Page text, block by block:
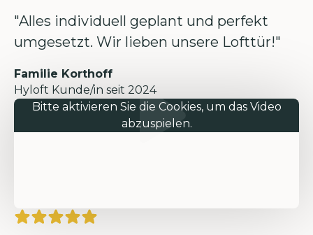
"Alles individuell geplant und perfekt
umgesetzt. Wir lieben unsere Lofttür!"
Familie Korthoff
Hyloft Kunde/in seit 2024
Bitte aktivieren Sie die Cookies, um das Video
abzuspielen.